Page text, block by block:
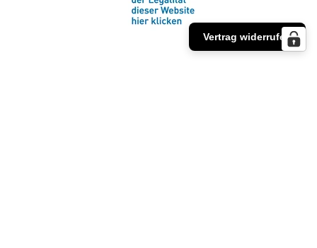
Vertrag widerrufen